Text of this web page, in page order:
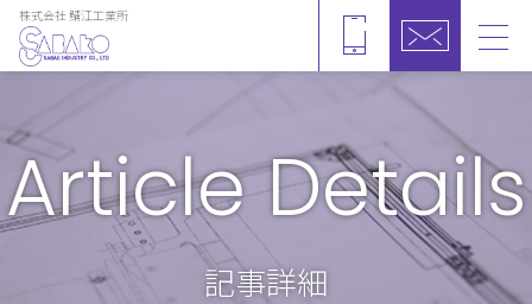
株式会社 鯖江工業所
Article Details
記事詳細